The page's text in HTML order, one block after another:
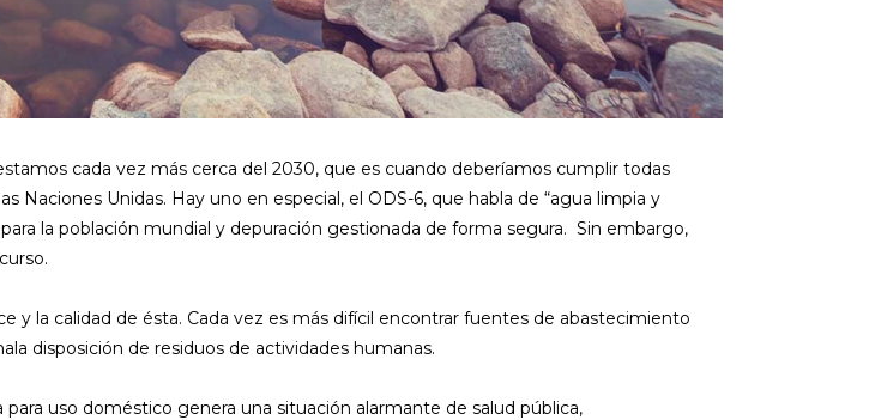
cada vez más cerca del 2030, que es cuando deberíamos cumplir todas
Naciones Unidas. Hay uno en especial, el ODS-6, que habla de “agua limpia y
la población mundial y depuración gestionada de forma segura. Sin embargo,
y la calidad de ésta. Cada vez es más difícil encontrar fuentes de abastecimiento
disposición de residuos de actividades humanas.
uso doméstico genera una situación alarmante de salud pública,